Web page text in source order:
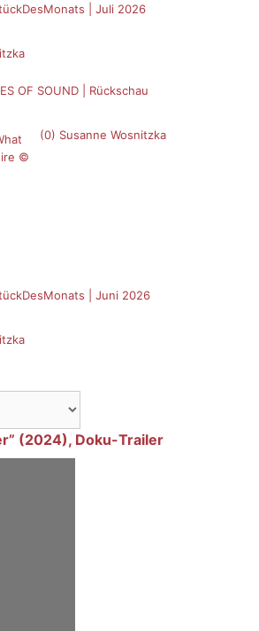
| Juli 2026
OF SOUND | Rückschau
(0) Susanne Wosnitzka
| Juni 2026
(2024), Doku-Trailer